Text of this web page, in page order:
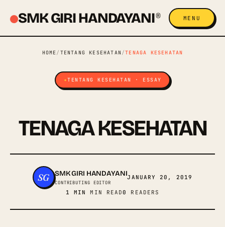
SMK GIRI HANDAYANI® MENU
HOME / TENTANG KESEHATAN /TENAGA KESEHATAN
TENTANG KESEHATAN · ESSAY
TENAGA KESEHATAN
SG SMK GIRI HANDAYANI
CONTRIBUTING EDITOR
JANUARY 20, 2019
1 MIN MIN READ0 READERS